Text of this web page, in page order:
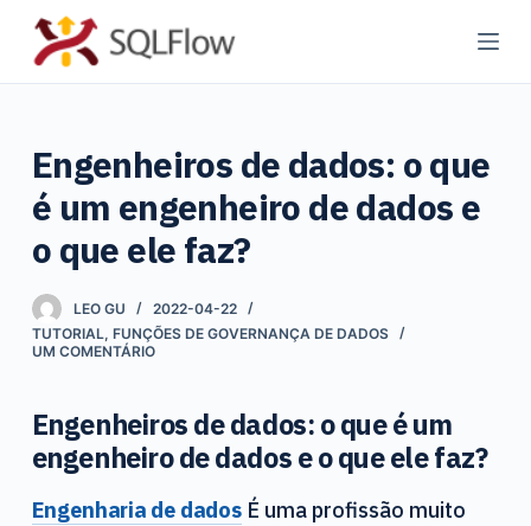
P
u
a
o
c
ú
Engenheiros de dados: o que
é um engenheiro de dados e
o que ele faz?
LEO GU
2022-04-22
TUTORIAL, FUNÇÕES DE GOVERNANÇA DE DADOS
UM COMENTÁRIO
Engenheiros de dados: o que é um
engenheiro de dados e o que ele faz?
Engenharia de dadosÉ uma profissão muito